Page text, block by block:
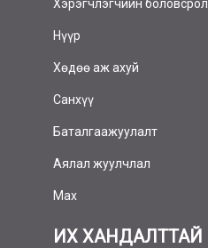
Хэрэгчлэгчийн боловсрол
Нүүр
Хөдөө аж ахуй
Санхүү
Баталгаажуулалт
Аялал жуулчлал
Мах
ИХ ХАНДАЛТТАЙ